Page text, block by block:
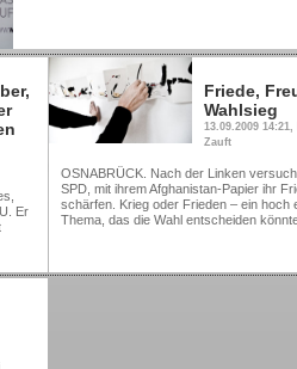
Er
Friede,
Wahlsieg
13.09.2009
Zauft
OSNABRÜCK. Nach der Linken
SPD, mit ihrem Afghanistan-Papier ihr
schärfen. Krieg oder Frieden – ein hoch
Thema, das die Wahl entscheiden